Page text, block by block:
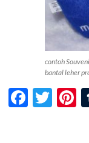
contoh
bantal leher
F
T